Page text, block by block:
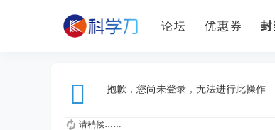
论坛 优惠券 封
抱歉，您尚未登录，无法进行此操作
请稍候……